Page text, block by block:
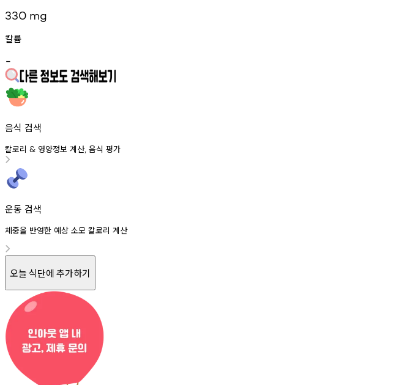
330 mg
칼륨
-
음식 검색
칼로리 & 영양정보 계산, 음식 평가
운동 검색
체중을 반영한 예상 소모 칼로리 계산
오늘 식단에 추가하기